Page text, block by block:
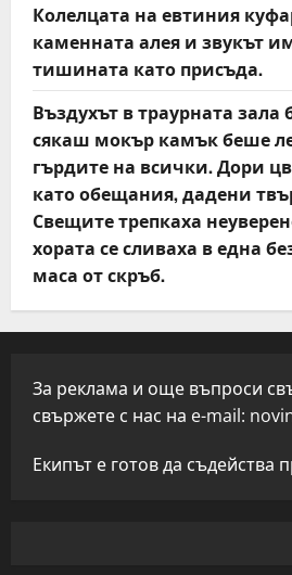
Колелцата на евтиния
каменната алея и звукът
тишината като присъда.
Въздухът в траурната
сякаш мокър камък беше
гърдите на всички. Дори
като обещания, дадени
Свещите трепкаха
хората се сливаха в една
маса от скръб.
За реклама и още въпроси
свържете с нас на e-mail:
Екипът е готов да съдейства